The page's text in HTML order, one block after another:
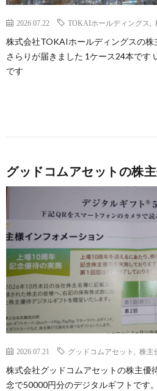
2026.07.22 TOKAIホールディングス
株式会社TOKAIホールディングスの株
さらりが届きました 1ケース24本です
です
グッドコムアセットの株
2026.07.21 グッドコムアセット 株主
株式会社グッドコムアセットの株主優
念で50000円分のデジタルギフトです